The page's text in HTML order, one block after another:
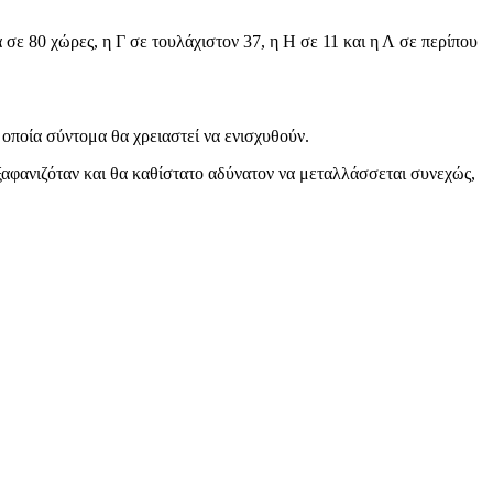
σε 80 χώρες, η Γ σε τουλάχιστον 37, η Η σε 11 και η Λ σε περίπου
σύντομα θα χρειαστεί να ενισχυθούν.
και θα καθίστατο αδύνατον να μεταλλάσσεται συνεχώς,